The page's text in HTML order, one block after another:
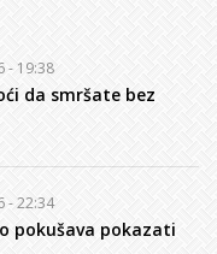
- 19:38
da smršate bez
- 22:34
pokušava pokazati